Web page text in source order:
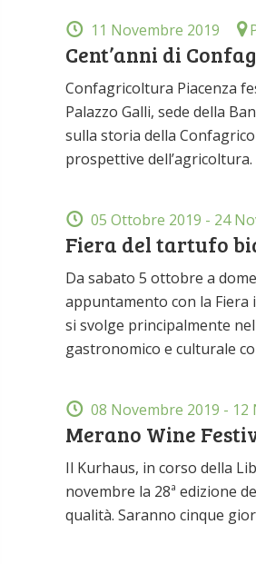
11 Novembre 2019
Cent’anni di
Confagricoltura Piacenza
Palazzo Galli, sede della
sulla storia della
prospettive
05 Ottobre 2019 - 24
Fiera del tartufo
Da sabato 5 ottobre a
appuntamento con la Fiera
si svolge principalmente
gastronomico e culturale
08 Novembre 2019 - 12
Merano Wine
Il Kurhaus, in corso della
novembre la 28ª edizione
qualità. Saranno cinque